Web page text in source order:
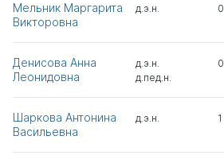
Мельник Маргарита
Викторовна
д.э.н. 0
Денисова Анна
Леонидовна
д.э.н.
д.пед.н.
0
Шаркова Антонина
Васильевна
д.э.н. 1